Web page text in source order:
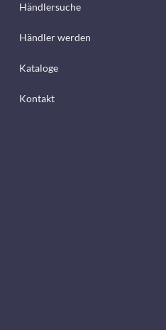
Händlersuche
Händler werden
Kataloge
Kontakt